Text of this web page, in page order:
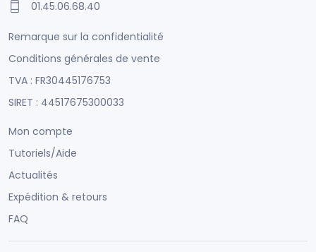
01.45.06.68.40
Remarque sur la confidentialité
Conditions générales de vente
TVA : FR30445176753
SIRET : 44517675300033
Mon compte
Tutoriels/Aide
Actualités
Expédition & retours
FAQ